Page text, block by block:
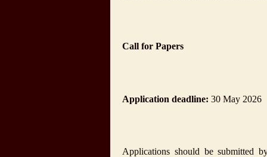
Call for Papers
Application deadline: 30 May 2026
Applications should be submitted